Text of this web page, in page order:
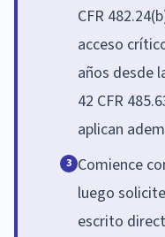
CFR
acceso
años desde
42 CFR
aplican
3 Comience
luego
escrito